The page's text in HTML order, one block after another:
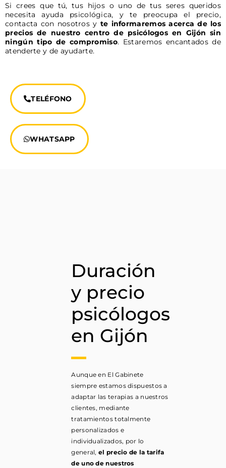
Si crees que tú, tus hijos o uno de tus seres queridos
necesita ayuda psicológica, y te preocupa el precio,
contacta con nosotros y te informaremos acerca de los
precios de nuestro centro de psicólogos en Gijón sin
ningún tipo de compromiso. Estaremos encantados de
atenderte y de ayudarte.
TELÉFONO
WHATSAPP
Duración
y precio
psicólogos
en Gijón
Aunque en El Gabinete
siempre estamos dispuestos a
adaptar las terapias a nuestros
clientes, mediante
tratamientos totalmente
personalizados e
individualizados, por lo
general,el precio de la tarifa
de uno de nuestros